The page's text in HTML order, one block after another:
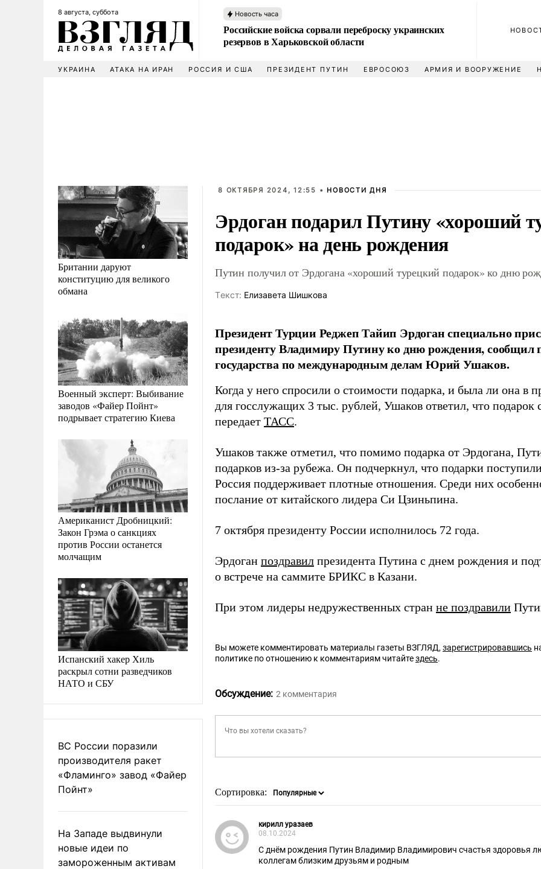
8 августа, суббота Новость часа
Российские войска сорвали переброску украинских
резервов в Харьковской области
УКРАИНА АТАКА НА ИРАН РОССИЯ И США ПРЕЗИДЕНТ ПУТИН ЕВРОСОЮЗ АРМИЯ И ВООРУЖЕНИЕ
Британии даруют
конституцию для великого
обмана
Военный эксперт: Выбивание
заводов «Файер Пойнт»
подрывает стратегию Киева
Американист Дробницкий:
Закон Грэма о санкциях
против России останется
молчащим
Испанский хакер Хиль
раскрыл сотни разведчиков
НАТО и СБУ
ВС России поразили
производителя ракет
«Фламинго» завод «Файер
Пойнт»
На Западе выдвинули
новые идеи по
замороженным активам
8 ОКТЯБРЯ 2024, 12:55 • НОВОСТИ ДНЯ
Эрдоган подарил Путину «хороший
подарок» на день рождения
Путин получил от Эрдогана «хороший турецкий подарок» ко дню
Tекст: Елизавета Шишкова
Президент Турции Реджеп Тайип Эрдоган специально
президенту Владимиру Путину ко дню рождения,
государства по международным делам Юрий Ушаков.
Когда у него спросили о стоимости подарка, и была ли она в
для госслужащих 3 тыс. рублей, Ушаков ответил, что подарок
передает ТАСС.
Ушаков также отметил, что помимо подарка от Эрдогана,
подарков из-за рубежа. Он подчеркнул, что подарки
Россия поддерживает плотные отношения. Среди них
послание от китайского лидера Си Цзиньпина.
7 октября президенту России исполнилось 72 года.
Эрдоган поздравил президента Путина с днем рождения и
о встрече на саммите БРИКС в Казани.
При этом лидеры недружественных стран не поздравили
Вы можете комментировать материалы газеты ВЗГЛЯД, зарегистрировавшись
политике по отношению к комментариям читайтездесь.
Обсуждение: 2 комментария
Сортировка:
кирилл уразаев
08.10.2024
С днём рождения Путин Владимир Владимирович счастья здоровья
коллегам близким друзьям и родным